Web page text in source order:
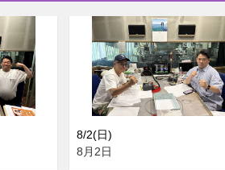
8/2(日)
8月2日